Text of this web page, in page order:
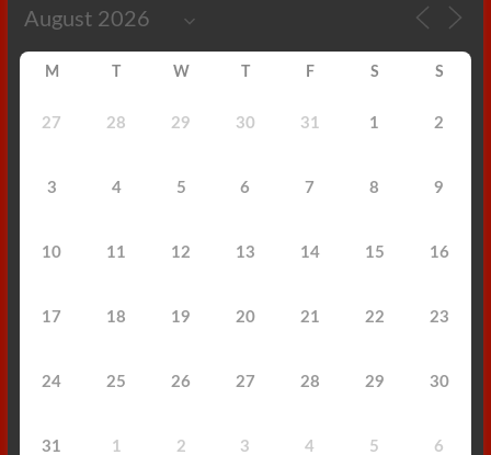
M W F S S
27 28 29 30 31 1 2
3 4 5 6 7 8 9
10 11 12 13 14 15 16
17 18 19 20 21 22 23
24 25 26 27 28 29 30
31 1 2 3 4 5 6